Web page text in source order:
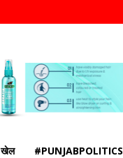
खेल #PUNJABPOLITICS